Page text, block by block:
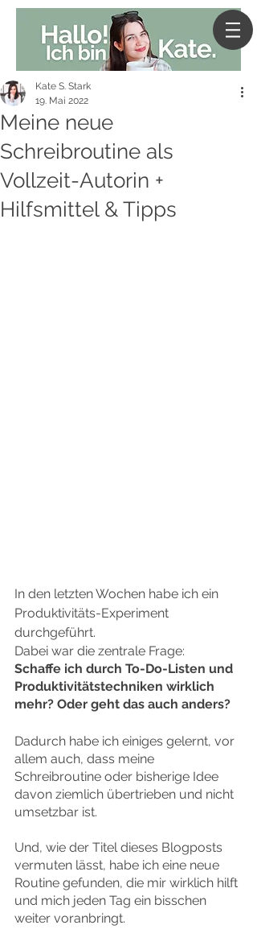
Meine neue
Schreibroutine als
Vollzeit-Autorin +
Hilfsmittel & Tipps
Kate S. Stark
19. Mai 2022
In den letzten Wochen habe ich ein
Produktivitäts-Experiment
durchgeführt.
Dabei war die zentrale Frage:
Schaffe ich durch To-Do-Listen und
Produktivitätstechniken wirklich
mehr? Oder geht das auch anders?
Dadurch habe ich einiges gelernt, vor
allem auch, dass meine
Schreibroutine oder bisherige Idee
davon ziemlich übertrieben und nicht
umsetzbar ist.
Und, wie der Titel dieses Blogposts
vermuten lässt, habe ich eine neue
Routine gefunden, die mir wirklich hilft
und mich jeden Tag ein bisschen
weiter voranbringt.